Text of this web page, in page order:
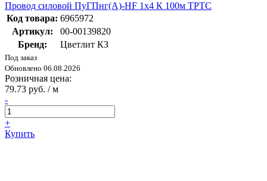
Провод силовой ПуГПнг(А)-HF 1х4 К 100м ТРТС
Код товара: 6965972
Артикул:
00-00139820
Бренд:
Цветлит КЗ
Под заказ
Обновлено 06.08.2026
Розничная цена:
79.73 руб. / м
-
+
Купить